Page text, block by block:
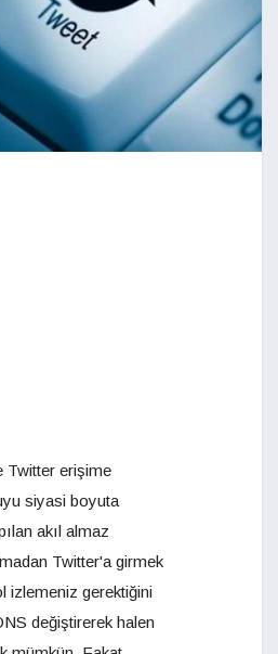
Twitter erişime
siyasi boyuta
akıl almaz
Twitter'a girmek
izlemeniz gerektiğini
değiştirerek halen